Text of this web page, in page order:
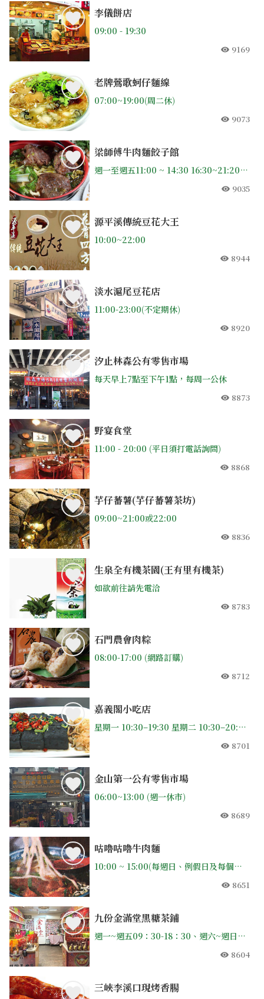
李儀餅店
09:00 - 19:30
人氣
9169
老牌鶯歌蚵仔麵線
07:00~19:00(周二休)
人氣
9073
梁師傅牛肉麵餃子館
週一至週五11:00 ~ 14:30 16:30~21:20；週六11:00~21:20(週日公休)
人氣
9035
源平溪傳統豆花大王
10:00~22:00
人氣
8944
淡水滬尾豆花店
11:00-23:00(不定期休)
人氣
8920
汐止林森公有零售市場
每天早上7點至下午1點，每周一公休
人氣
8873
野宴食堂
11:00 - 20:00 (平日須打電話詢問)
人氣
8868
芋仔蕃薯(芋仔蕃薯茶坊)
09:00~21:00或22:00
人氣
8836
生泉全有機茶園(王有里有機茶)
如欲前往請先電洽
人氣
8783
石門農會肉粽
08:00-17:00 (網路訂購)
人氣
8712
嘉義閣小吃店
星期一 10:30–19:30 星期二 10:30–20:00 星期三 休息 星期四 10:30–20:00 星期五 10:30–20:00 星期六 10:30–20:00 星期日 10:30–20:00
人氣
8701
金山第一公有零售市場
06:00~13:00 (週一休市)
人氣
8689
咕嚕咕嚕牛肉麵
10:00 ~ 15:00(每週日、例假日及每個月第2、4個週六公休)
人氣
8651
九份金滿堂黑糖茶鋪
週一~週五09：30-18：30、週六~週日09：30至19：30，全年無休
人氣
8604
三峽李溪口現烤香腸